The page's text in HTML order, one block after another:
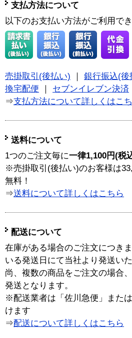
支払方法について
以下のお支払い方法がご利用で
売掛取引(後払い)
銀行振込(後
換宅配便
セブンイレブン決済
⇒支払方法について詳しくはこ
送料について
1つのご注文毎に一律1,100円(税
※売掛取引(後払い)のお客様は
無料！
⇒送料について詳しくはこちら
配送について
在庫がある場合のご注文につき
いる発送日にて当社より発送い
尚、複数の商品をご注文の場合
発送となります。
※配送業者は「佐川急便」また
けます
⇒配送について詳しくはこちら